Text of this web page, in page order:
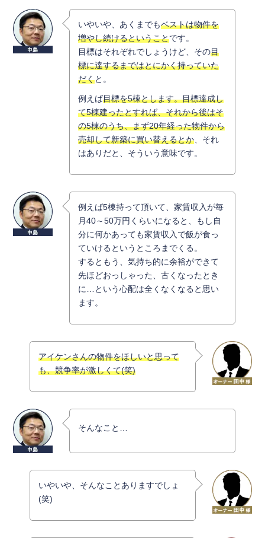
いやいや、あくまでもベストは物件を
増やし続けるということです。
目標はそれぞれでしょうけど、その目
標に達するまではとにかく持っていた
だくと。
例えば目標を5棟とします。目標達成し
て5棟建ったとすれば、それから後はそ
の5棟のうち、まず20年経った物件から
売却して新築に買い替えるとか、それ
はありだと、そういう意味です。
例えば5棟持って頂いて、家賃収入が毎
月40～50万円くらいになると、もし自
分に何かあっても家賃収入で飯が食っ
ていけるというところまでくる。
するともう、気持ち的に余裕ができて
先ほどおっしゃった、古くなったとき
に…という心配は全くなくなると思い
ます。
アイケンさんの物件をほしいと思って
も、競争率が激しくて(笑)
そんなこと…
いやいや、そんなことありますでしょ
(笑)